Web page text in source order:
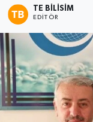
TE BILISIM
EDITÖR
Haber Arşivi